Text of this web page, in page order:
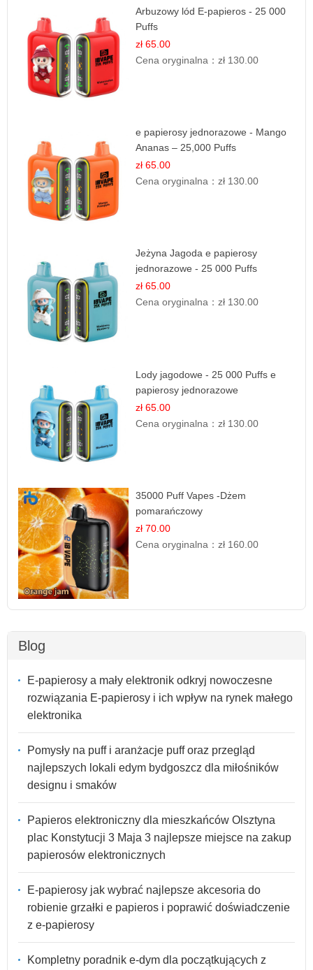
Arbuzowy lód E-papieros - 25 000
Puffs
zł 65.00
Cena oryginalna：zł 130.00
e papierosy jednorazowe - Mango
Ananas – 25,000 Puffs
zł 65.00
Cena oryginalna：zł 130.00
Jeżyna Jagoda e papierosy
jednorazowe - 25 000 Puffs
zł 65.00
Cena oryginalna：zł 130.00
Lody jagodowe - 25 000 Puffs e
papierosy jednorazowe
zł 65.00
Cena oryginalna：zł 130.00
35000 Puff Vapes -Dżem
pomarańczowy
zł 70.00
Cena oryginalna：zł 160.00
Blog
E-papierosy a mały elektronik odkryj nowoczesne
rozwiązania E-papierosy i ich wpływ na rynek małego
elektronika
Pomysły na puff i aranżacje puff oraz przegląd
najlepszych lokali edym bydgoszcz dla miłośników
designu i smaków
Papieros elektroniczny dla mieszkańców Olsztyna
plac Konstytucji 3 Maja 3 najlepsze miejsce na zakup
papierosów elektronicznych
E-papierosy jak wybrać najlepsze akcesoria do
robienie grzałki e papieros i poprawić doświadczenie
z e-papierosy
Kompletny poradnik e-dym dla początkujących z